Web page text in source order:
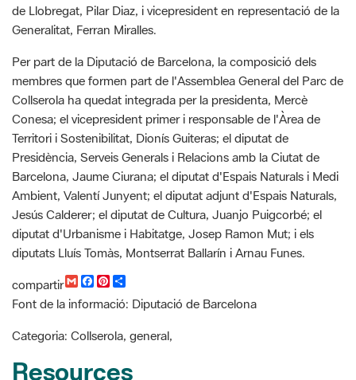
de Llobregat, Pilar Diaz, i vicepresident en representació de la
Generalitat, Ferran Miralles.
Per part de la Diputació de Barcelona, la composició dels
membres que formen part de l'Assemblea General del Parc de
Collserola ha quedat integrada per la presidenta, Mercè
Conesa; el vicepresident primer i responsable de l'Àrea de
Territori i Sostenibilitat, Dionís Guiteras; el diputat de
Presidència, Serveis Generals i Relacions amb la Ciutat de
Barcelona, Jaume Ciurana; el diputat d'Espais Naturals i Medi
Ambient, Valentí Junyent; el diputat adjunt d'Espais Naturals,
Jesús Calderer; el diputat de Cultura, Juanjo Puigcorbé; el
diputat d'Urbanisme i Habitatge, Josep Ramon Mut; i els
diputats Lluís Tomàs, Montserrat Ballarín i Arnau Funes.
compartir
G
a
l
F
c
b
o
k
P
n
e
r
s
m
a
i
Font de la informació: Diputació de Barcelona
Categoria: Collserola, general,
Resources